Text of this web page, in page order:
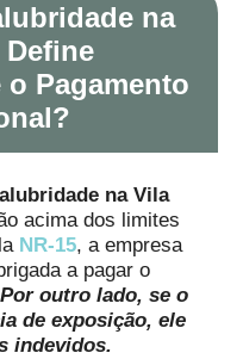
na
Pagamento
na Vila
acima dos limites
NR-15, a empresa
a pagar o
Por outro lado, se o
de exposição, ele
indevidos.